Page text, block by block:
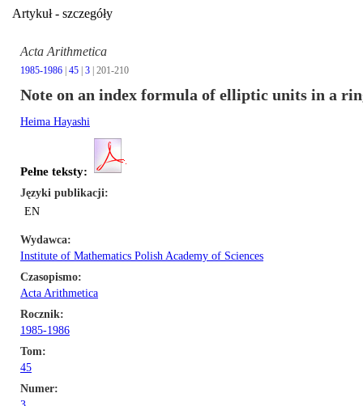
Artykuł - szczegóły
Acta Arithmetica
1985-1986 45 3 | 201-210
Note on an index formula of elliptic units in a
Heima Hayashi
Pełne teksty:
Języki publikacji
EN
Wydawca
Institute of Mathematics Polish Academy of Sciences
Czasopismo
Acta Arithmetica
Rocznik
1985-1986
Tom
45
Numer